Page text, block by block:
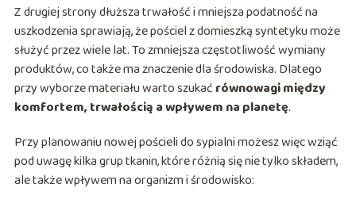
Z drugiej strony dłuższa trwałość i mniejsza podatność na
uszkodzenia sprawiają, że pościel z domieszką syntetyku może
służyć przez wiele lat. To zmniejsza częstotliwość wymiany
produktów, co także ma znaczenie dla środowiska. Dlatego
przy wyborze materiału warto szukać równowagi między
komfortem, trwałością a wpływem na planetę.
Przy planowaniu nowej pościeli do sypialni możesz więc wziąć
pod uwagę kilka grup tkanin, które różnią się nie tylko składem,
ale także wpływem na organizm i środowisko: